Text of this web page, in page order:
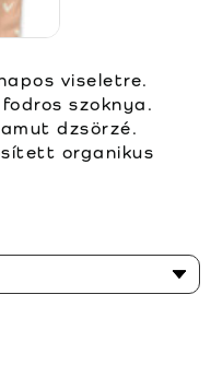
viseletre.
szoknya.
dzsörzé.
organikus